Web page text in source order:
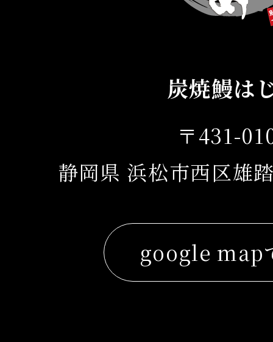
炭焼鰻は
〒431-
静岡県 浜松市西区雄
google map